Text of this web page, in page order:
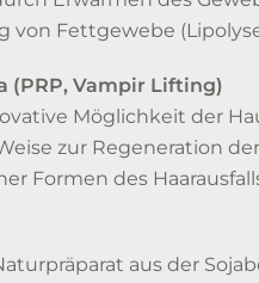
von Fettgewebe
(PRP, Vampir Lifting)
Möglichkeit der
zur Regeneration
Formen des
aus der